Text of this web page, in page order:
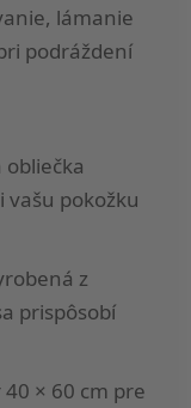
lámanie
podráždení
pokožku
z
prispôsobí
× 60 cm pre